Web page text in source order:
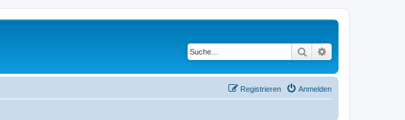
Suche
Anmelden
Registrieren